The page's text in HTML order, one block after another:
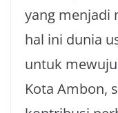
yang menjadi
hal ini dunia
untuk
Kota Ambon,